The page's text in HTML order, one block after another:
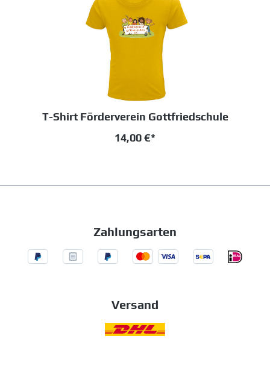
T-Shirt Förderverein Gottfriedschule
14,00 €*
Zahlungsarten
Versand